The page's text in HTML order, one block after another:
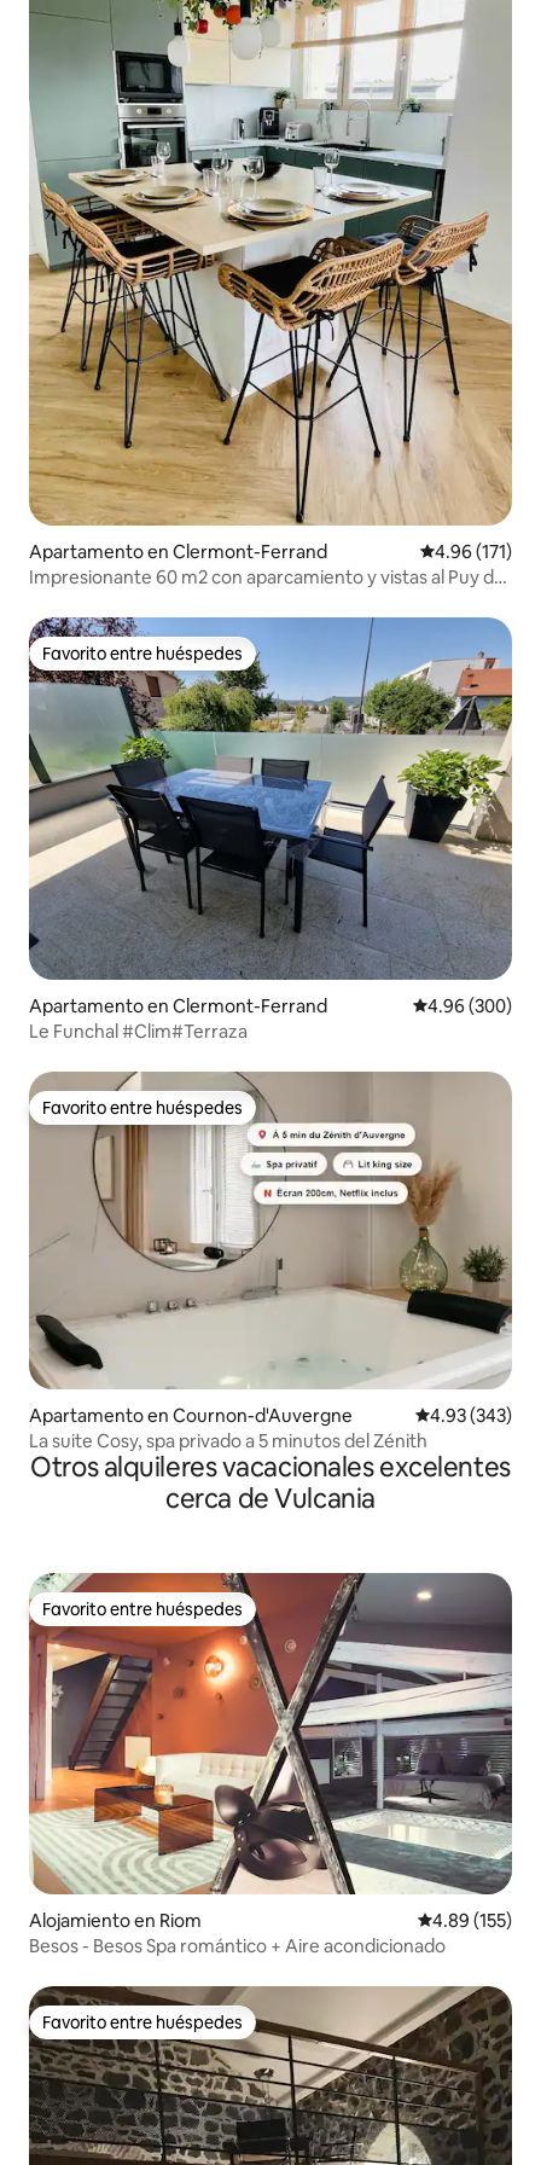
Apartamento en Clermont-Ferrand Calificación
4.96 (171)
Impresionante 60 m2 con aparcamiento y vistas al Puy de
Favorito entre huéspedes
Favorito entre huéspedes
Apartamento en Clermont-Ferrand Calificación
4.96 (300)
Le Funchal #Clim#Terraza
Favorito entre huéspedes
Favorito entre huéspedes
Apartamento en Cournon-d'Auvergne Calificación
4.93 (343)
La suite Cosy, spa privado a 5 minutos del Zénith
Otros alquileres vacacionales excelentes
cerca de Vulcania
Favorito entre huéspedes
Favorito entre huéspedes
Alojamiento en Riom Calificación
4.89 (155)
Besos - Besos Spa romántico + Aire acondicionado
Favorito entre huéspedes
Favorito entre huéspedes